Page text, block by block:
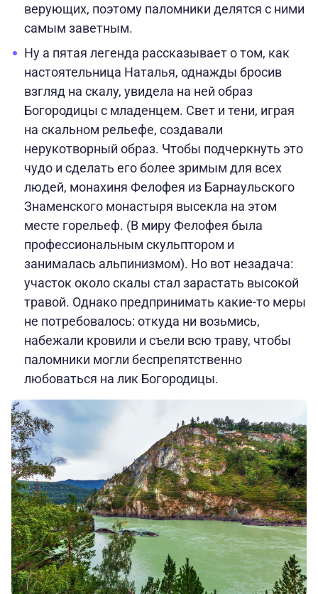
верующих, поэтому паломники делятся с ними
самым заветным.
Ну а пятая легенда рассказывает о том, как
настоятельница Наталья, однажды бросив
взгляд на скалу, увидела на ней образ
Богородицы с младенцем. Свет и тени, играя
на скальном рельефе, создавали
нерукотворный образ. Чтобы подчеркнуть это
чудо и сделать его более зримым для всех
людей, монахиня Фелофея из Барнаульского
Знаменского монастыря высекла на этом
месте горельеф. (В миру Фелофея была
профессиональным скульптором и
занималась альпинизмом). Но вот незадача:
участок около скалы стал зарастать высокой
травой. Однако предпринимать какие-то меры
не потребовалось: откуда ни возьмись,
набежали кровили и съели всю траву, чтобы
паломники могли беспрепятственно
любоваться на лик Богородицы.